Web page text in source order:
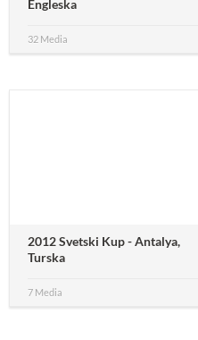
Engleska
32 Media
2012 Svetski Kup - Antalya,
Turska
7 Media